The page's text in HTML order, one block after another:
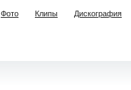
Фото Клипы Дискография